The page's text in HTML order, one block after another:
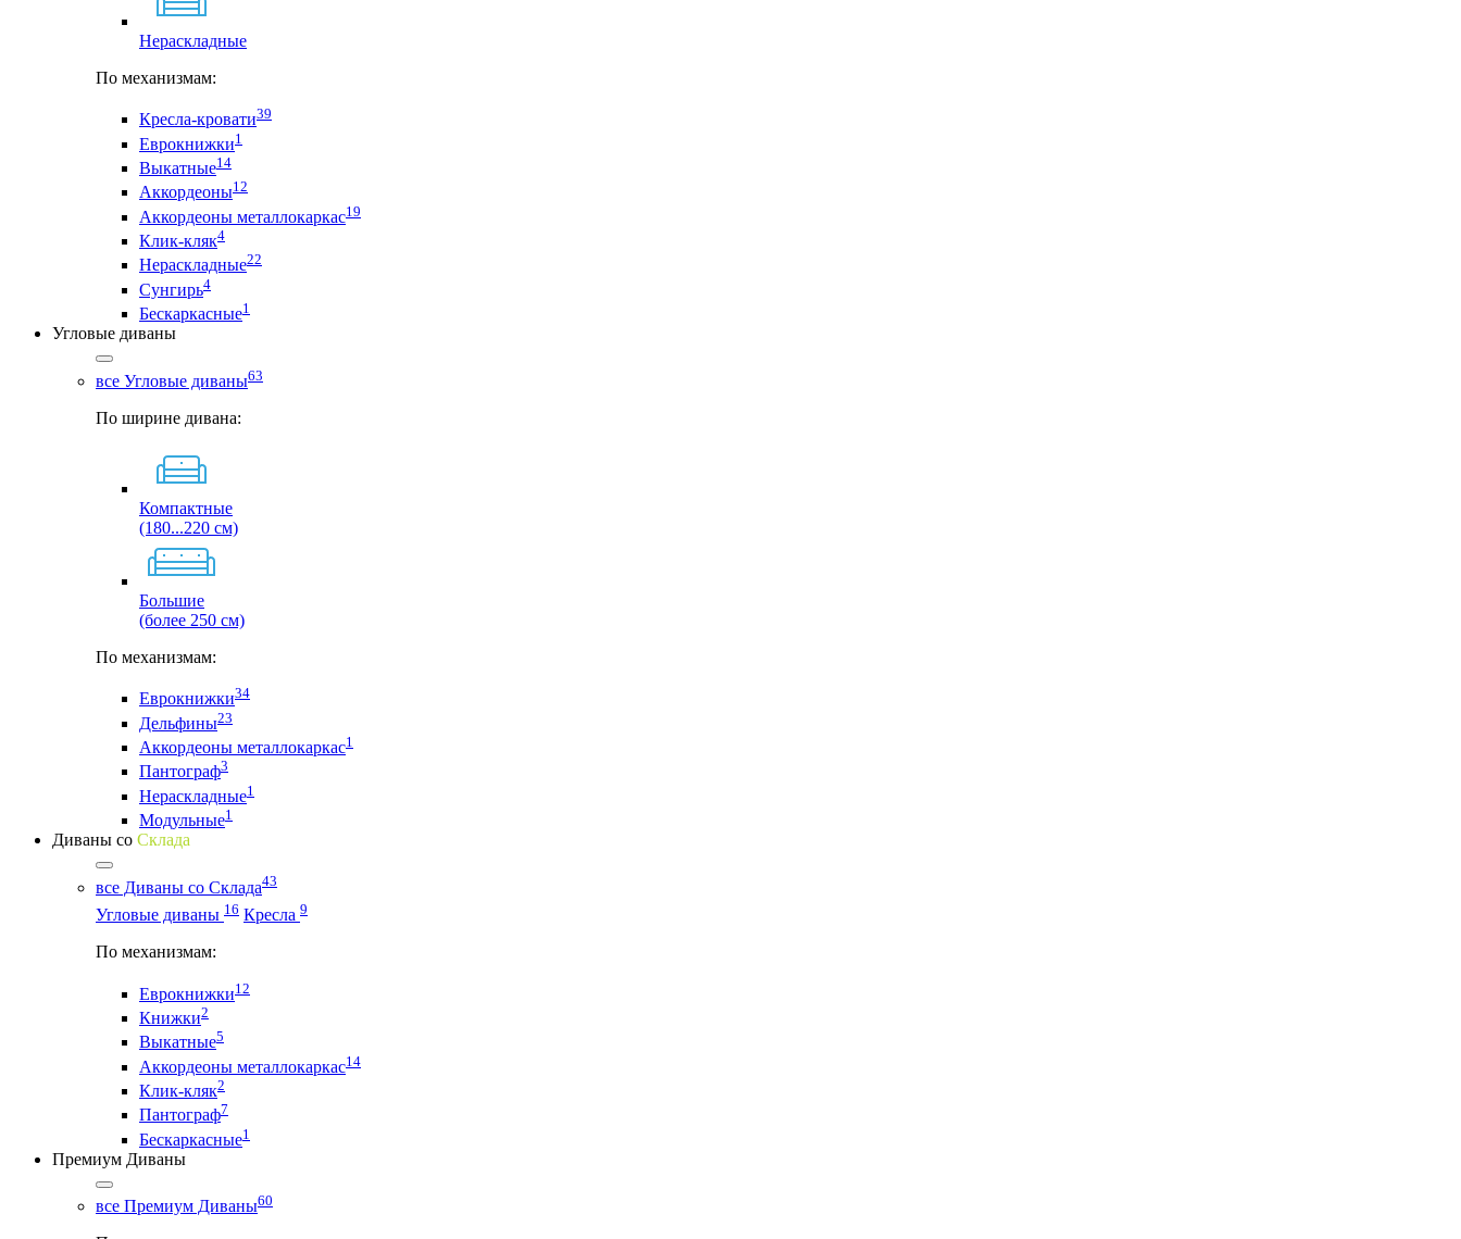
Нераскладные
По механизмам:
Кресла-кровати39
Еврокнижки1
Выкатные14
Аккордеоны12
Аккордеоны металлокаркас19
Клик-кляк4
Нераскладные22
Сунгирь4
Бескаркасные1
Угловые диваны
все Угловые диваны63
По ширине дивана:
Компактные
(180...220 см)
Большие
(более 250 см)
По механизмам:
Еврокнижки34
Дельфины23
Аккордеоны металлокаркас1
Пантограф3
Нераскладные1
Модульные1
Диваны со Склада
все Диваны со Склада43
Угловые диваны 16 Кресла 9
По механизмам:
Еврокнижки12
Книжки2
Выкатные5
Аккордеоны металлокаркас14
Клик-кляк2
Пантограф7
Бескаркасные1
Премиум Диваны
все Премиум Диваны60